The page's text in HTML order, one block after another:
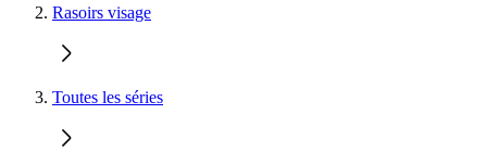
Rasoirs visage
Toutes les séries